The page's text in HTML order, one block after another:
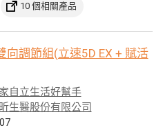
10 個相關產品
向調節組(立速5D EX + 賦活
自立生活好幫手
生醫股份有限公司